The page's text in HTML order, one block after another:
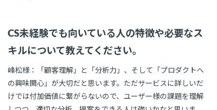
CS未経験でも向いている人の特徴や必要なス
キルについて教えてください。
峰松様：「顧客理解」と「分析力」、そして「プロダクトへ
の興味関心」が大切だと思います。ただサービスに詳しいだ
けでは付加価値に繋がらないので、ユーザー様の課題を理解